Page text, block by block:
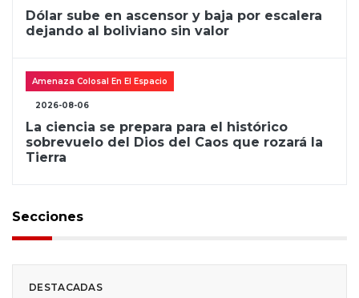
Dólar sube en ascensor y baja por escalera
dejando al boliviano sin valor
Amenaza Colosal En El Espacio
2026-08-06
La ciencia se prepara para el histórico
sobrevuelo del Dios del Caos que rozará la
Tierra
Secciones
DESTACADAS